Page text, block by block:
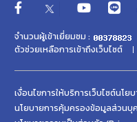
จำนวนผู้เข้าเยี่ยมชม :
ตัวช่วยเหลือการเข้าถึงเว็บไซต์
เงื่อนไขการให้บริการเว็บไซต์นโย
นโยบายการคุ้มครองข้อมูลส่วนบุ